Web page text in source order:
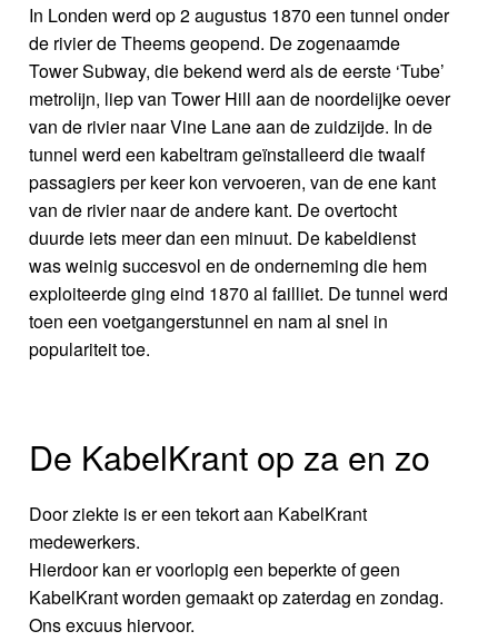
In Londen werd op 2 augustus 1870 een tunnel onder
de rivier de Theems geopend. De zogenaamde
Tower Subway, die bekend werd als de eerste ‘Tube’
metrolijn, liep van Tower Hill aan de noordelijke oever
van de rivier naar Vine Lane aan de zuidzijde. In de
tunnel werd een kabeltram geïnstalleerd die twaalf
passagiers per keer kon vervoeren, van de ene kant
van de rivier naar de andere kant. De overtocht
duurde iets meer dan een minuut. De kabeldienst
was weinig succesvol en de onderneming die hem
exploiteerde ging eind 1870 al failliet. De tunnel werd
toen een voetgangerstunnel en nam al snel in
populariteit toe.
De KabelKrant op za en zo
Door ziekte is er een tekort aan KabelKrant
medewerkers.
Hierdoor kan er voorlopig een beperkte of geen
KabelKrant worden gemaakt op zaterdag en zondag.
Ons excuus hiervoor.